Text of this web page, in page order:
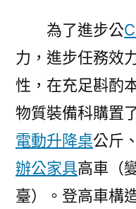
為了進步公
力，進步任務效
性，在充足斟酌
物質裝備科購置
電動升降桌公斤
辦公家具高車（
臺）。登高車構